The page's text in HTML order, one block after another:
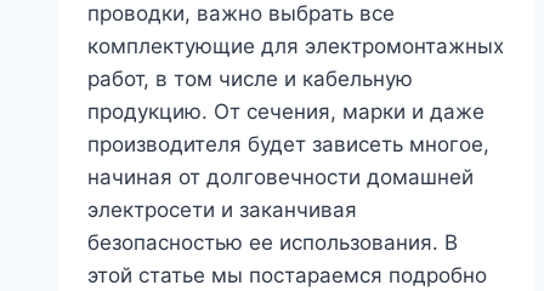
проводки, важно выбрать все
комплектующие для электромонтажных
работ, в том числе и кабельную
продукцию. От сечения, марки и даже
производителя будет зависеть многое,
начиная от долговечности домашней
электросети и заканчивая
безопасностью ее использования. В
этой статье мы постараемся подробно